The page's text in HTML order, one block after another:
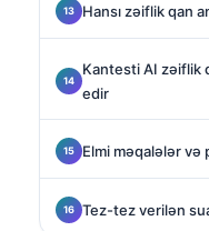
Hansı zəiflik qan
Kantesti AI zəiflik
edir
Elmi məqalələr və
Tez-tez verilən